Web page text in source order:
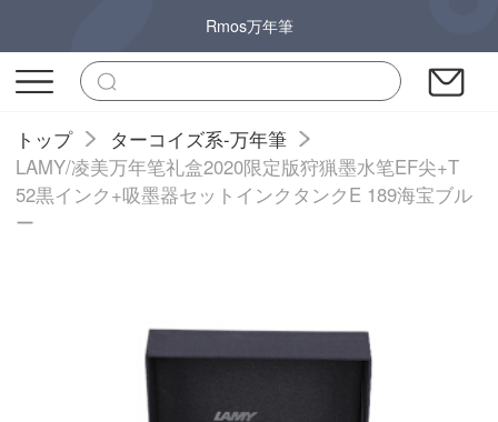
Rmos万年筆
トップ
ターコイズ系-万年筆
LAMY/凌美万年笔礼盒2020限定版狩猟墨水笔EF尖+T
52黒インク+吸墨器セットインクタンクE 189海宝ブル
ー